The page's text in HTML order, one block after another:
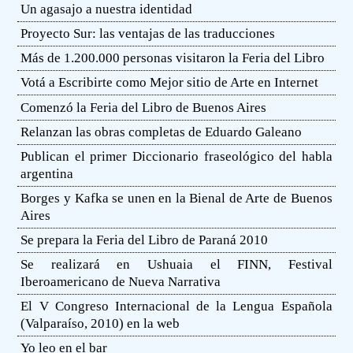
Un agasajo a nuestra identidad
Proyecto Sur: las ventajas de las traducciones
Más de 1.200.000 personas visitaron la Feria del Libro
Votá a Escribirte como Mejor sitio de Arte en Internet
Comenzó la Feria del Libro de Buenos Aires
Relanzan las obras completas de Eduardo Galeano
Publican el primer Diccionario fraseológico del habla
argentina
Borges y Kafka se unen en la Bienal de Arte de Buenos
Aires
Se prepara la Feria del Libro de Paraná 2010
Se realizará en Ushuaia el FINN, Festival
Iberoamericano de Nueva Narrativa
El V Congreso Internacional de la Lengua Española
(Valparaíso, 2010) en la web
Yo leo en el bar